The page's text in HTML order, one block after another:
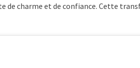
de charme et de confiance. Cette